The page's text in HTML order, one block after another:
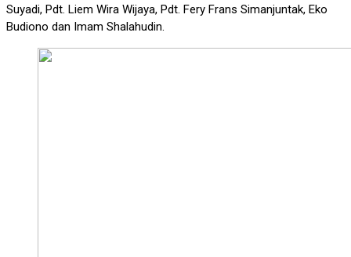
Suyadi, Pdt. Liem Wira Wijaya, Pdt. Fery Frans Simanjuntak, Eko
Budiono dan Imam Shalahudin.